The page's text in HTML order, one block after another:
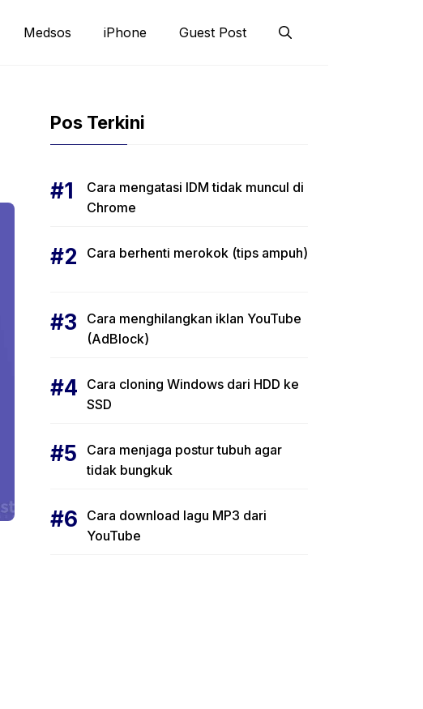
Medsos iPhone Guest Post
Pos Terkini
Cara mengatasi IDM tidak muncul di
Chrome
Cara berhenti merokok (tips ampuh)
Cara menghilangkan iklan YouTube
(AdBlock)
Cara cloning Windows dari HDD ke
SSD
Cara menjaga postur tubuh agar
tidak bungkuk
Cara download lagu MP3 dari
YouTube